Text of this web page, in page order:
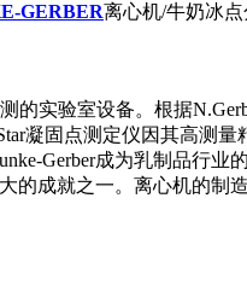
GERBER离心机/牛奶冰
的实验室设备。根据
凝固点测定仪因其高测
Gerber成为乳制品行业
的成就之一。离心机的制